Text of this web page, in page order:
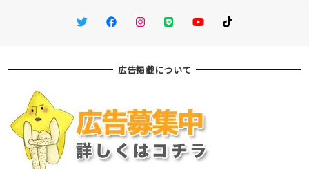
TwitterFacebookInstagram
LINE You TubeTikTok
広告掲載について